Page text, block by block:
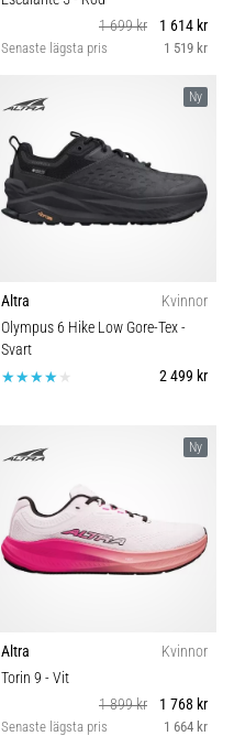
1 699 kr
1 614 kr
Senaste lägsta pris 1 519 kr
Ny
Altra
Kvinnor
Olympus 6 Hike Low Gore-Tex-
Svart
2 499 kr
Ny
Altra
Kvinnor
Torin 9 - Vit
1 899 kr
1 768 kr
Senaste lägsta pris 1 664 kr